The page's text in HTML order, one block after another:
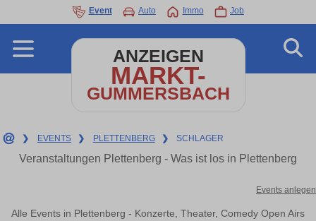
Event Auto Immo Job
ANZEIGEN
MARKT-
GUMMERSBACH
❯ EVENTS ❯ PLETTENBERG ❯ SCHLAGER
Veranstaltungen Plettenberg - Was ist los in Plettenberg
Events anlegen
Alle Events in Plettenberg - Konzerte, Theater, Comedy Open Airs